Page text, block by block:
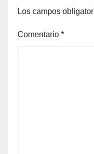
Los campos
Comentario *